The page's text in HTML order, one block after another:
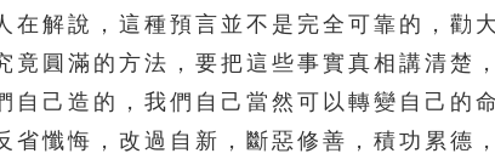
解說，這種預言並不是完全可靠的，勸
圓滿的方法，要把這些事實真相講清楚
己造的，我們自己當然可以轉變自己的
懺悔，改過自新，斷惡修善，積功累德